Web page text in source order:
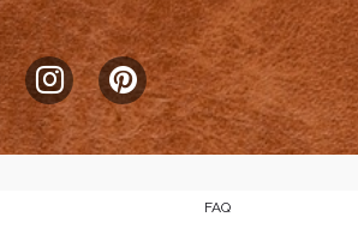
FAQ